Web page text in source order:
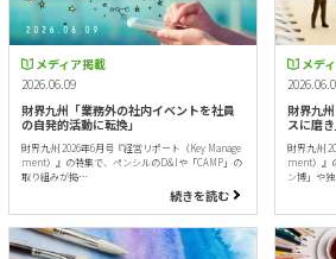
メディア掲載
2026.06.09
財界九州「業務外の社内イベントを社員
の自発的活動に転換」
財界九州 2026年6月号『経営リポート（Key Manage
ment）』の特集で、ペンシルのD&Iや「CAMP」の
取り組みが掲…
続きを読む
メデ
財界九
スに磨き
財界九州
ment）』
ン博」や